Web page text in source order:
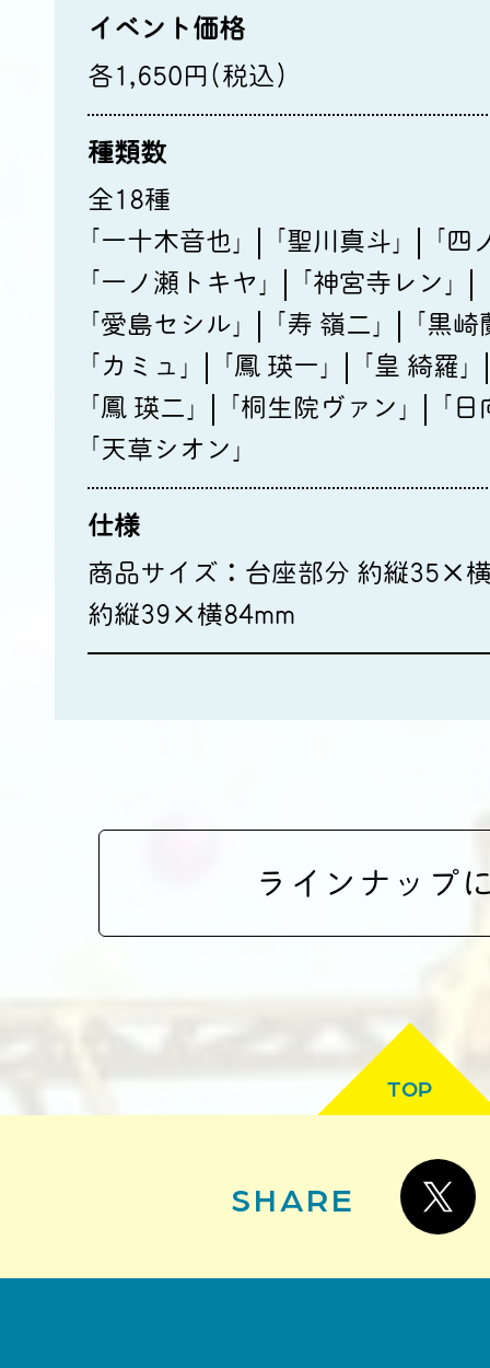
イベント価格
各1,650円(税込)
種類数
全18種
｢一十木音也｣
｢聖川真斗｣
｢四
｢一ノ瀬トキヤ｣
｢神宮寺レン｣
｢愛島セシル｣
｢寿 嶺二｣
｢黒崎
｢カミュ｣
｢鳳 瑛一｣
｢皇 綺羅｣
｢鳳 瑛二｣
｢桐生院ヴァン｣
｢
｢天草シオン｣
仕様
商品サイズ：台座部分 約縦35×
約縦39×横84mm
ラインナップ
TOP
SHARE